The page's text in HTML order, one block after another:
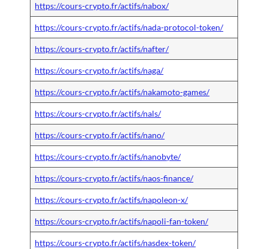
https://cours-crypto.fr/actifs/nabox/
https://cours-crypto.fr/actifs/nada-protocol-token/
https://cours-crypto.fr/actifs/nafter/
https://cours-crypto.fr/actifs/naga/
https://cours-crypto.fr/actifs/nakamoto-games/
https://cours-crypto.fr/actifs/nals/
https://cours-crypto.fr/actifs/nano/
https://cours-crypto.fr/actifs/nanobyte/
https://cours-crypto.fr/actifs/naos-finance/
https://cours-crypto.fr/actifs/napoleon-x/
https://cours-crypto.fr/actifs/napoli-fan-token/
https://cours-crypto.fr/actifs/nasdex-token/